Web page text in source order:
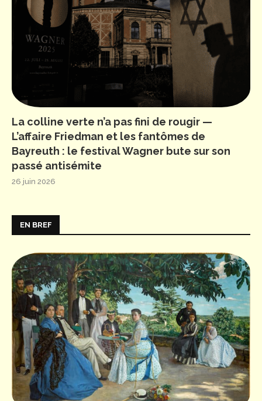
La colline verte n’a pas fini de rougir —
L’affaire Friedman et les fantômes de
Bayreuth : le festival Wagner bute sur son
passé antisémite
26 juin 2026
EN BREF